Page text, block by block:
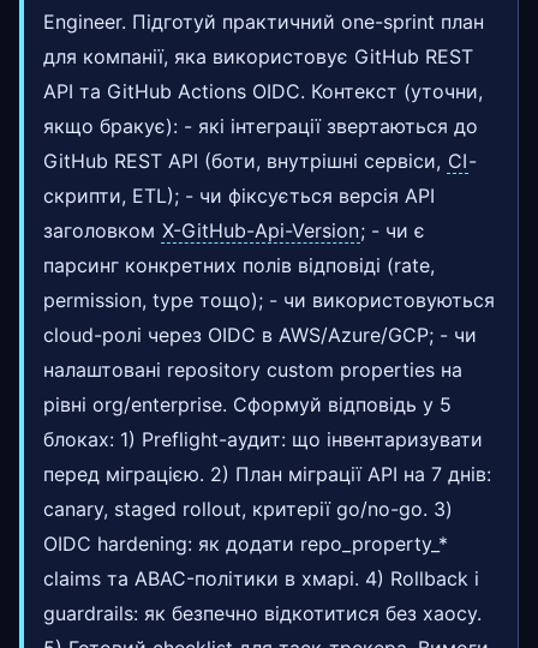
Engineer. Підготуй практичний one-sprint план
для компанії, яка використовує GitHub REST
API та GitHub Actions OIDC. Контекст (уточни,
якщо бракує): - які інтеграції звертаються до
GitHub REST API (боти, внутрішні сервіси, CI-
скрипти, ETL); - чи фіксується версія API
заголовком X-GitHub-Api-Version; - чи є
парсинг конкретних полів відповіді (rate,
permission, type тощо); - чи використовуються
cloud-ролі через OIDC в AWS/Azure/GCP; - чи
налаштовані repository custom properties на
рівні org/enterprise. Сформуй відповідь у 5
блоках: 1) Preflight-аудит: що інвентаризувати
перед міграцією. 2) План міграції API на 7 днів:
canary, staged rollout, критерії go/no-go. 3)
OIDC hardening: як додати repo_property_*
claims та ABAC-політики в хмарі. 4) Rollback і
guardrails: як безпечно відкотитися без хаосу.